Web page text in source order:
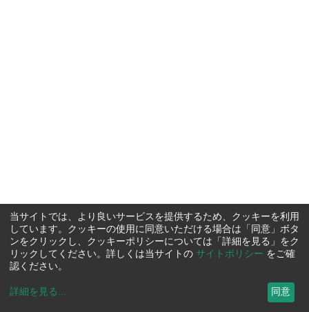
当サイトでは、より良いサービスを提供するため、クッキーを利用
しています。クッキーの使用に同意いただける場合は「同意」ボタ
ンをクリックし、クッキーポリシーについては「詳細を見る」をク
リックしてください。詳しくは当サイトの サイトポリシー をご確
認ください。
詳細を見る ... 同意